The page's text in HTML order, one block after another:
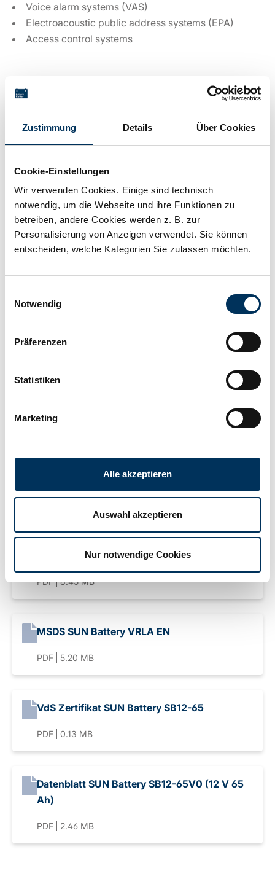
Zustimmung Details Über Cookies
Cookie-Einstellungen
Wir verwenden Cookies. Einige sind technisch
notwendig, um die Webseite und ihre Funktionen zu
betreiben, andere Cookies werden z. B. zur
Personalisierung von Anzeigen verwendet. Sie können
entscheiden, welche Kategorien Sie zulassen möchten.
Notwendig
Präferenzen
Statistiken
Marketing
Alle akzeptieren
Auswahl akzeptieren
Nur notwendige Cookies
Voice alarm systems (VAS)
Electroacoustic public address systems (EPA)
Access control systems
Technical details
Technology: Lead AGM
Length:
Width:
22kg
MSDS SUN Battery VRLA DE
PDF 8.45 MB
MSDS SUN Battery VRLA EN
PDF 5.20 MB
VdS Zertifikat SUN Battery SB12-65
PDF 0.13 MB
Datenblatt SUN Battery SB12-65V0 (12 V 65
Ah)
PDF 2.46 MB